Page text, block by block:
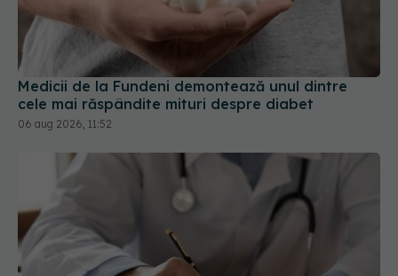
Medicii de la Fundeni demontează unul dintre
cele mai răspândite mituri despre diabet
06 aug 2026, 11:52